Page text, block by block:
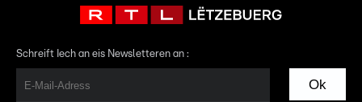
Schreift Iech an eis Newsletteren an :
Ok